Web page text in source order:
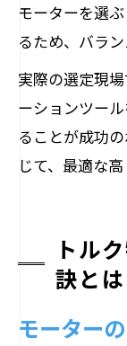
モーターを選
るため、バラ
実際の選定現
ーションツー
ることが成功
じて、最適な
トル
訣とは
モーター